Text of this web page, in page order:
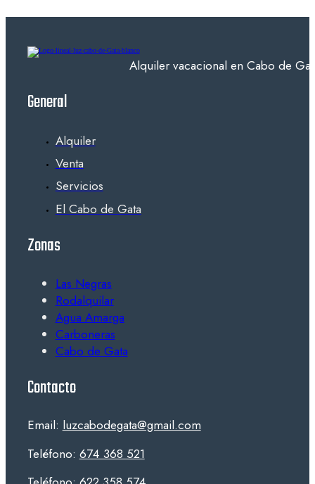
Alquiler vacacional en Cabo de
General
Alquiler
Venta
Servicios
El Cabo de Gata
Zonas
Las Negras
Rodalquilar
Agua Amarga
Carboneras
Cabo de Gata
Contacto
Email: luzcabodegata@gmail.com
Teléfono: 674 368 521